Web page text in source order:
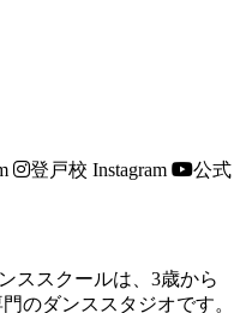
登戸校 Instagram
公式
ススクールは、3歳から
のダンススタジオです。